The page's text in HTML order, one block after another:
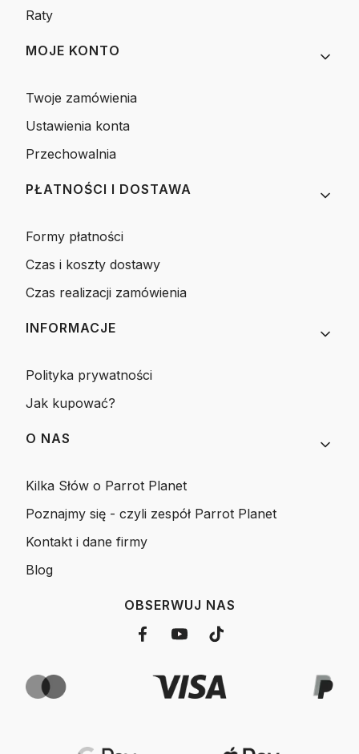
Raty
MOJE KONTO
Twoje zamówienia
Ustawienia konta
Przechowalnia
PŁATNOŚCI I DOSTAWA
Formy płatności
Czas i koszty dostawy
Czas realizacji zamówienia
INFORMACJE
Polityka prywatności
Jak kupować?
O NAS
Kilka Słów o Parrot Planet
Poznajmy się - czyli zespół Parrot Planet
Kontakt i dane firmy
Blog
OBSERWUJ NAS